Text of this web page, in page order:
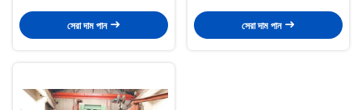
সেরা দাম পান সেরা দাম পান